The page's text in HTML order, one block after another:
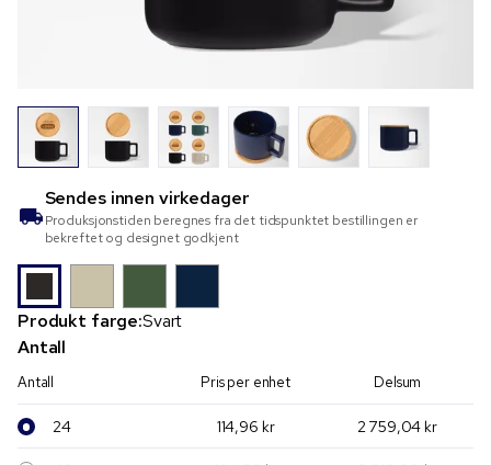
Sendes innen virkedager
Produksjonstiden beregnes fra det tidspunktet bestillingen er
bekreftet og designet godkjent
Produkt farge:Svart
Antall
Antall Pris per enhet Delsum
24 114,96 kr 2 759,04 kr